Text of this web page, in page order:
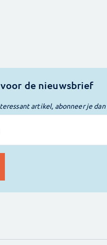
de nieuwsbrief
artikel, abonneer je